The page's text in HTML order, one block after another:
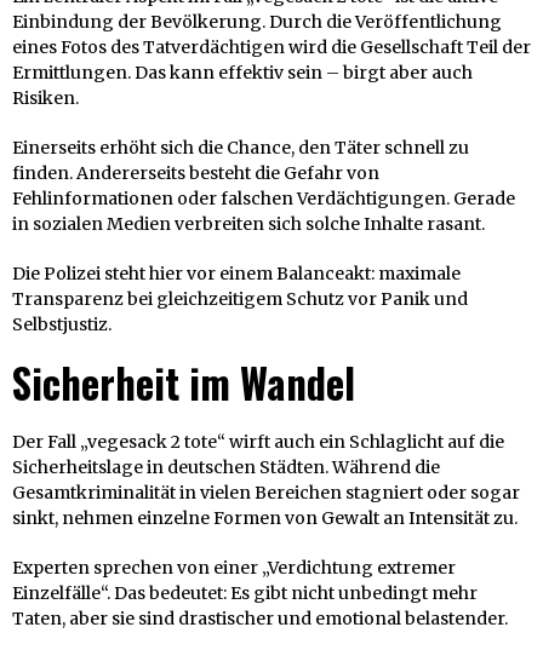
Einbindung der Bevölkerung. Durch die Veröffentlichung
eines Fotos des Tatverdächtigen wird die Gesellschaft Teil der
Ermittlungen. Das kann effektiv sein – birgt aber auch
Risiken.
Einerseits erhöht sich die Chance, den Täter schnell zu
finden. Andererseits besteht die Gefahr von
Fehlinformationen oder falschen Verdächtigungen. Gerade
in sozialen Medien verbreiten sich solche Inhalte rasant.
Die Polizei steht hier vor einem Balanceakt: maximale
Transparenz bei gleichzeitigem Schutz vor Panik und
Selbstjustiz.
Sicherheit im Wandel
Der Fall „vegesack 2 tote“ wirft auch ein Schlaglicht auf die
Sicherheitslage in deutschen Städten. Während die
Gesamtkriminalität in vielen Bereichen stagniert oder sogar
sinkt, nehmen einzelne Formen von Gewalt an Intensität zu.
Experten sprechen von einer „Verdichtung extremer
Einzelfälle“. Das bedeutet: Es gibt nicht unbedingt mehr
Taten, aber sie sind drastischer und emotional belastender.